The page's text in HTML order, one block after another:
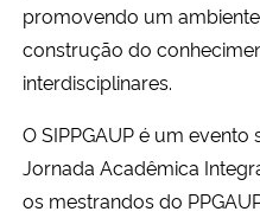
Banco Central do Brasil
promovendo um
construção do
interdisciplinares.
O SIPPGAUP é um evento
Jornada Acadêmica
os mestrandos do